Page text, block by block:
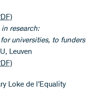
research:
universities, to funders
Leuven
Loke de l’Equality